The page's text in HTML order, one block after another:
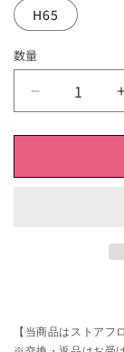
H65
数量
フ
【当商品はストアフ